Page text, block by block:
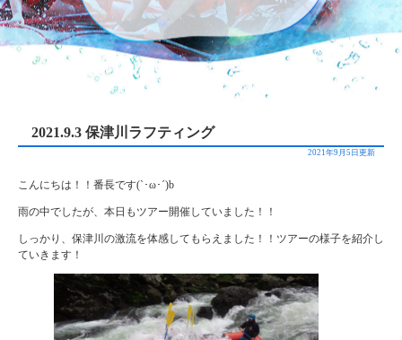
2021.9.3 保津川ラフティング
2021年9月5日更新
こんにちは！！番長です(`･ω･´)b
雨の中でしたが、本日もツアー開催していました！！
しっかり、保津川の激流を体感してもらえました！！ツアーの様子を紹介し
ていきます！